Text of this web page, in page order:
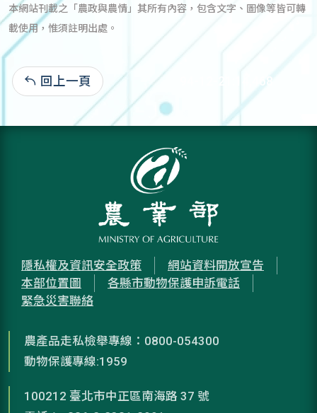
本網站刊載之「農政與農情」其所有內容，包含文字、圖像等皆可轉
載使用，惟須註明出處。
回上一頁 94-12-21:14,468
隱私權及資訊安全政策
網站資料開放宣告
本部位置圖
各縣市動物保護申訴電話
緊急災害聯絡
農產品走私檢舉專線：0800-054300
動物保護專線:1959
100212 臺北市中正區南海路 37 號